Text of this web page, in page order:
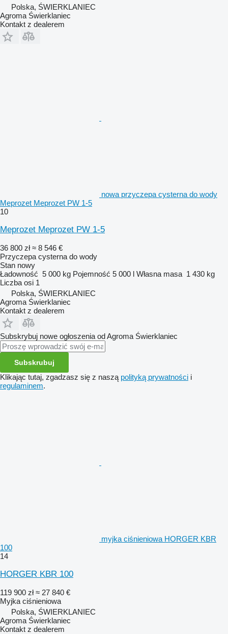
Polska, ŚWIERKLANIEC
Agroma Świerklaniec
Kontakt z dealerem
nowa przyczepa cysterna do wody
Meprozet Meprozet PW 1-5
10
Meprozet Meprozet PW 1-5
36 800 zł ≈ 8 546 €
Przyczepa cysterna do wody
Stan nowy
Ładowność 5 000 kg Pojemność 5 000 l Własna masa 1 430 kg
Liczba osi 1
Polska, ŚWIERKLANIEC
Agroma Świerklaniec
Kontakt z dealerem
Subskrybuj nowe ogłoszenia od Agroma Świerklaniec
Subskrubuj
Klikając tutaj, zgadzasz się z naszą polityką prywatności i
regulaminem.
myjka ciśnieniowa HORGER KBR
100
14
HORGER KBR 100
119 900 zł ≈ 27 840 €
Myjka ciśnieniowa
Polska, ŚWIERKLANIEC
Agroma Świerklaniec
Kontakt z dealerem